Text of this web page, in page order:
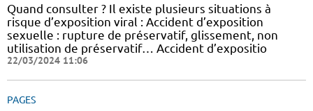
Quand consulter ? Il existe plusieurs situations à
risque d’exposition viral : Accident d’exposition
sexuelle : rupture de préservatif, glissement, non
utilisation de préservatif… Accident d’expositio
22/03/2024 11:06
PAGES